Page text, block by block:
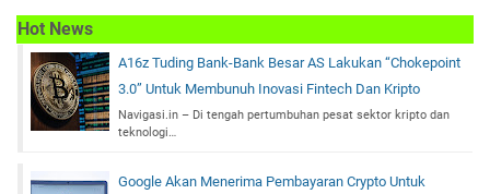
Hot News
A16z Tuding Bank-Bank Besar AS Lakukan “Chokepoint
3.0” Untuk Membunuh Inovasi Fintech Dan Kripto
Navigasi.in – Di tengah pertumbuhan pesat sektor kripto dan
teknologi…
Google Akan Menerima Pembayaran Crypto Untuk